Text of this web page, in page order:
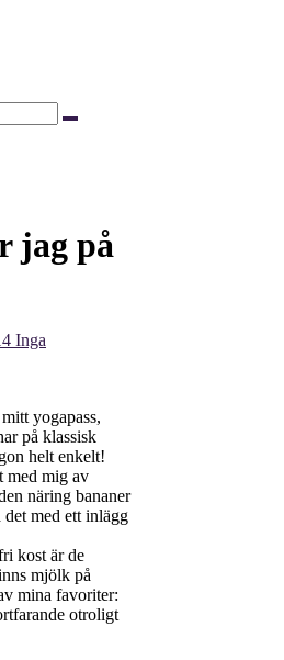
jag på
Inga
yogapass,
på klassisk
helt enkelt!
med mig av
näring bananer
det med ett inlägg
kost är de
mjölk på
mina favoriter:
otroligt